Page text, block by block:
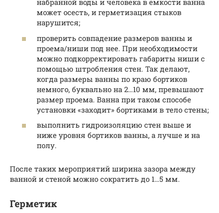
набранной воды и человека в емкости ванна
может осесть, и герметизация стыков
нарушится;
проверить совпадение размеров ванны и
проема/ниши под нее. При необходимости
можно подкорректировать габариты ниши с
помощью штробления стен. Так делают,
когда размеры ванны по краю бортиков
немного, буквально на 2…10 мм, превышают
размер проема. Ванна при таком способе
установки «заходит» бортиками в тело стены;
выполнить гидроизоляцию стен выше и
ниже уровня бортиков ванны, а лучше и на
полу.
После таких мероприятий ширина зазора между
ванной и стеной можно сократить до 1…5 мм.
Герметик